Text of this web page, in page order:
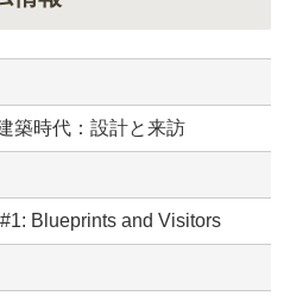
築時代：設計と来訪
Blueprints and Visitors